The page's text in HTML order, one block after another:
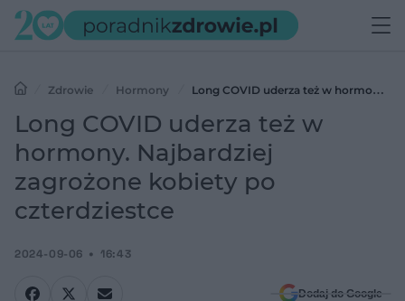
Zdrowie Hormony
Long COVID uderza też w hormony.
Najbardziej zagrożone kobiety po czterdziestce
Long COVID uderza też w
hormony. Najbardziej
zagrożone kobiety po
czterdziestce
2024-09-06 16:43
Dodaj do Google